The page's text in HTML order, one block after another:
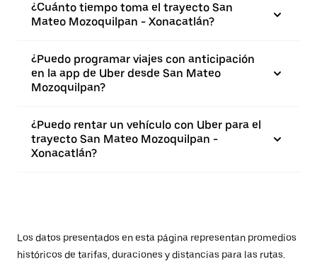
¿Cuánto tiempo toma el trayecto San
Mateo Mozoquilpan - Xonacatlán?
¿Puedo programar viajes con anticipación
en la app de Uber desde San Mateo
Mozoquilpan?
¿Puedo rentar un vehículo con Uber para el
trayecto San Mateo Mozoquilpan -
Xonacatlán?
Los datos presentados en esta página representan promedios
históricos de tarifas, duraciones y distancias para las rutas.